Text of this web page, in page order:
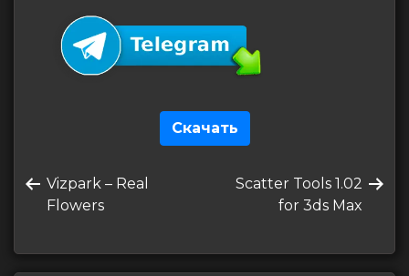
Скачать
поПредыдущая
запись
Vizpark – Real
Flowers
Следующая
запись
Scatter Tools 1.02
for 3ds Max